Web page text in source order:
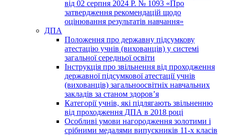
від 02 серпня 2024 Р. № 1093 «Про
затвердження рекомендацій щодо
оцінювання результатів навчання»
ДПА
Положення про державну підсумкову
атестацію учнів (вихованців) у системі
загальної середньої освіти
Інструкція про звільнення від проходження
державної підсумкової атестації учнів
(вихованців) загальноосвітніх навчальних
закладів за станом здоров’я
Категорії учнів, які підлягають звільненню
від проходження ДПА в 2018 році
Особливі умови нагородження золотими і
срібними медалями випускників 11-х класів